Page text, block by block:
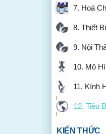
7. Hoá
8. Thiết
9. Nội
10. Mô
11. Kính
12. Tiêu
KIẾN THỨC